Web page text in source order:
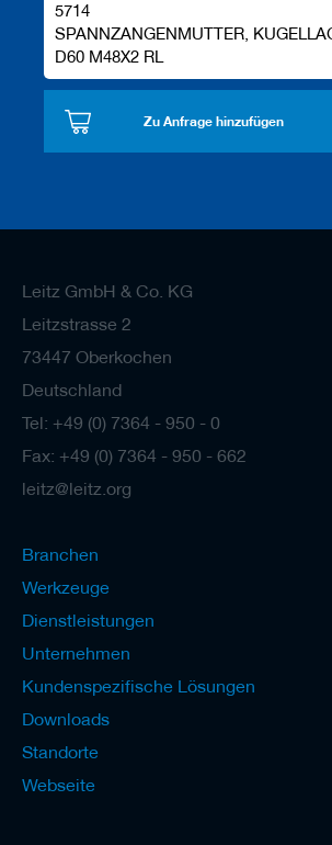
5714
SPANNZANGENMUTTER,
D60 M48X2 RL
Zu Anfrage hinzufügen
Leitz GmbH & Co. KG
Leitzstrasse 2
73447 Oberkochen
Deutschland
Tel: +49 (0) 7364 - 950 - 0
Fax: +49 (0) 7364 - 950 - 662
leitz@leitz.org
Branchen
Werkzeuge
Dienstleistungen
Unternehmen
Kundenspezifische Lösungen
Downloads
Standorte
Webseite